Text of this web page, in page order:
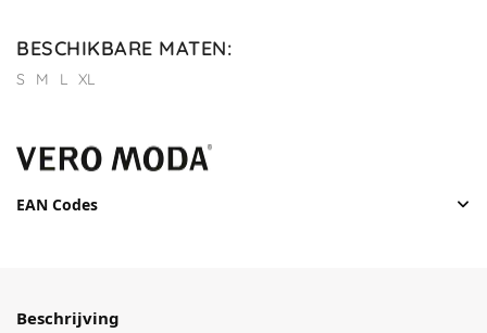
BESCHIKBARE MATEN:
S M L XL
EAN Codes
Beschrijving